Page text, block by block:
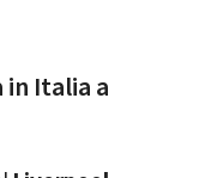
Italia a